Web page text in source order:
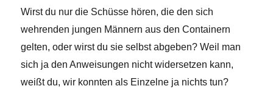
Wirst du nur die Schüsse hören, die den sich
wehrenden jungen Männern aus den Containern
gelten, oder wirst du sie selbst abgeben? Weil man
sich ja den Anweisungen nicht widersetzen kann,
weißt du, wir konnten als Einzelne ja nichts tun?